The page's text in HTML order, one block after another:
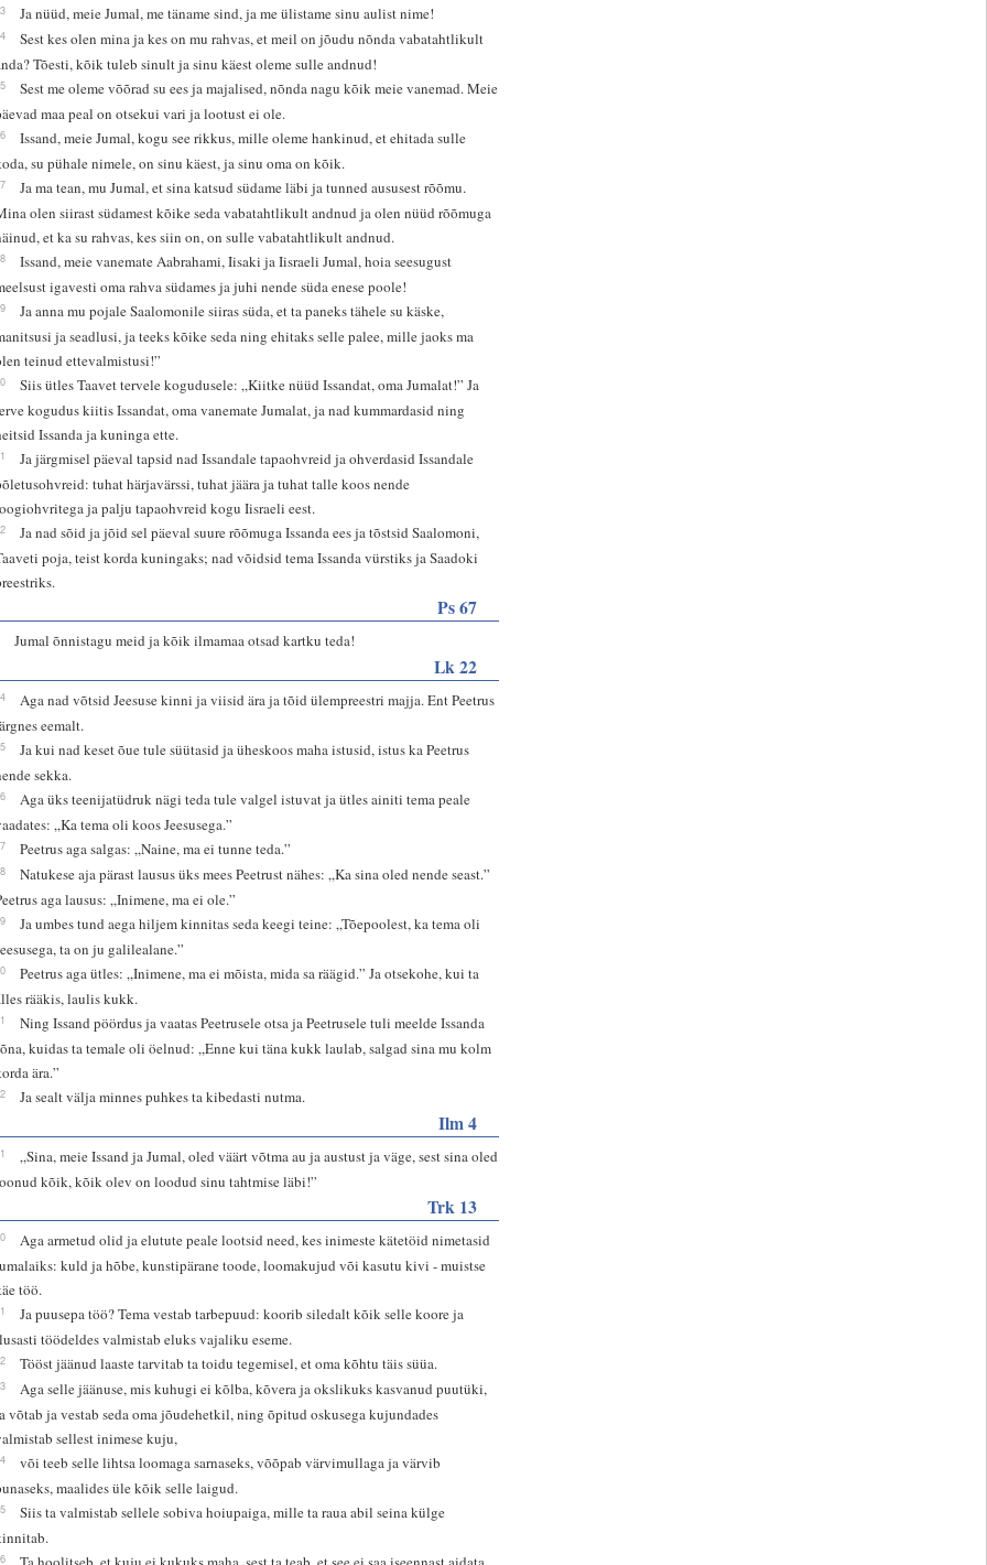
Ja nüüd, meie Jumal, me täname sind, ja me ülistame sinu aulist nime!
Sest kes olen mina ja kes on mu rahvas, et meil on jõudu nõnda vabatahtlikult
Tõesti, kõik tuleb sinult ja sinu käest oleme sulle andnud!
Sest me oleme võõrad su ees ja majalised, nõnda nagu kõik meie vanemad. Meie
maa peal on otsekui vari ja lootust ei ole.
Issand, meie Jumal, kogu see rikkus, mille oleme hankinud, et ehitada sulle
su pühale nimele, on sinu käest, ja sinu oma on kõik.
Ja ma tean, mu Jumal, et sina katsud südame läbi ja tunned aususest rõõmu.
olen siirast südamest kõike seda vabatahtlikult andnud ja olen nüüd rõõmuga
et ka su rahvas, kes siin on, on sulle vabatahtlikult andnud.
Issand, meie vanemate Aabrahami, Iisaki ja Iisraeli Jumal, hoia seesugust
igavesti oma rahva südames ja juhi nende süda enese poole!
Ja anna mu pojale Saalomonile siiras süda, et ta paneks tähele su käske,
ja seadlusi, ja teeks kõike seda ning ehitaks selle palee, mille jaoks ma
teinud ettevalmistusi!”
Siis ütles Taavet tervele kogudusele: „Kiitke nüüd Issandat, oma Jumalat!” Ja
kogudus kiitis Issandat, oma vanemate Jumalat, ja nad kummardasid ning
Issanda ja kuninga ette.
Ja järgmisel päeval tapsid nad Issandale tapaohvreid ja ohverdasid Issandale
tuhat härjavärssi, tuhat jäära ja tuhat talle koos nende
ja palju tapaohvreid kogu Iisraeli eest.
Ja nad sõid ja jõid sel päeval suure rõõmuga Issanda ees ja tõstsid Saalomoni,
poja, teist korda kuningaks; nad võidsid tema Issanda vürstiks ja Saadoki
Ps 67
Jumal õnnistagu meid ja kõik ilmamaa otsad kartku teda!
Lk 22
Aga nad võtsid Jeesuse kinni ja viisid ära ja tõid ülempreestri majja. Ent Peetrus
eemalt.
Ja kui nad keset õue tule süütasid ja üheskoos maha istusid, istus ka Peetrus
sekka.
Aga üks teenijatüdruk nägi teda tule valgel istuvat ja ütles ainiti tema peale
„Ka tema oli koos Jeesusega.”
Peetrus aga salgas: „Naine, ma ei tunne teda.”
Natukese aja pärast lausus üks mees Peetrust nähes: „Ka sina oled nende seast.”
aga lausus: „Inimene, ma ei ole.”
Ja umbes tund aega hiljem kinnitas seda keegi teine: „Tõepoolest, ka tema oli
ta on ju galilealane.”
Peetrus aga ütles: „Inimene, ma ei mõista, mida sa räägid.” Ja otsekohe, kui ta
rääkis, laulis kukk.
Ning Issand pöördus ja vaatas Peetrusele otsa ja Peetrusele tuli meelde Issanda
kuidas ta temale oli öelnud: „Enne kui täna kukk laulab, salgad sina mu kolm
ära.”
Ja sealt välja minnes puhkes ta kibedasti nutma.
Ilm 4
„Sina, meie Issand ja Jumal, oled väärt võtma au ja austust ja väge, sest sina oled
kõik, kõik olev on loodud sinu tahtmise läbi!”
Trk 13
Aga armetud olid ja elutute peale lootsid need, kes inimeste kätetöid nimetasid
kuld ja hõbe, kunstipärane toode, loomakujud või kasutu kivi - muistse
töö.
Ja puusepa töö? Tema vestab tarbepuud: koorib siledalt kõik selle koore ja
töödeldes valmistab eluks vajaliku eseme.
Tööst jäänud laaste tarvitab ta toidu tegemisel, et oma kõhtu täis süüa.
Aga selle jäänuse, mis kuhugi ei kõlba, kõvera ja okslikuks kasvanud puutüki,
võtab ja vestab seda oma jõudehetkil, ning õpitud oskusega kujundades
sellest inimese kuju,
või teeb selle lihtsa loomaga sarnaseks, võõpab värvimullaga ja värvib
maalides üle kõik selle laigud.
Siis ta valmistab sellele sobiva hoiupaiga, mille ta raua abil seina külge